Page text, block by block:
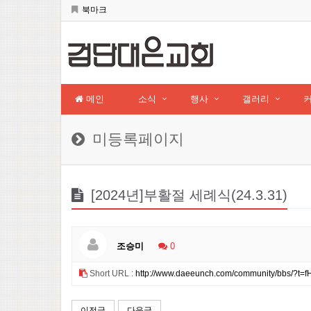
북마크
메인 소식 행사 갤러리
미등록페이지
[2024년]부활절 세례식(24.3.31)
조승미 0
Short URL : http://www.daeeunch.com/community/bbs/?t=fH